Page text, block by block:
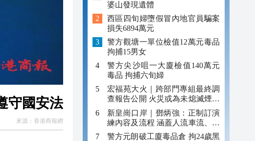
守國安法
來源： 香港商報網
婆山發現遺體
西區四旬婦墮假冒內地官員騙案
損失6894萬元
警方觀塘一單位檢值12萬元毒品
拘捕15男女
警方尖沙咀一大廈檢值140萬元
毒品 拘捕六旬婦
宏福苑大火｜跨部門專組最終調
查報告公開 火災或為未熄滅煙頭
引發
新皇崗口岸｜鄧炳強：正制訂演
練內容及流程 涵蓋人流車流、緊
急應變等
警方元朗破工廈毒品倉 拘24歲黑